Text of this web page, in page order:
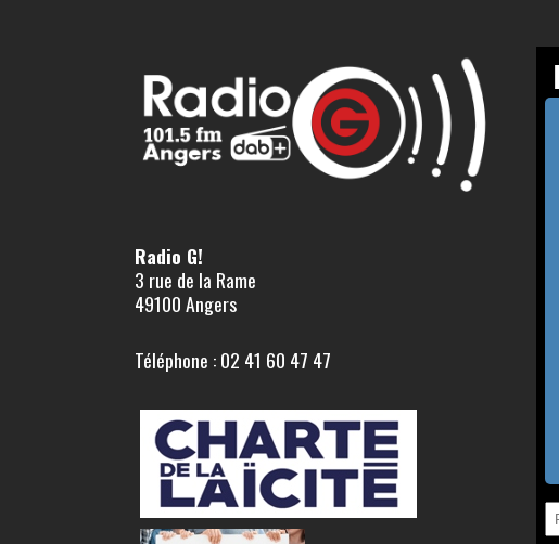
Radio G!
3 rue de la Rame
49100 Angers
Téléphone : 02 41 60 47 47